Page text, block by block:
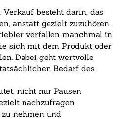
besteht darin, das
anstatt gezielt zuzuhören.
verfallen manchmal in
sich mit dem Produkt oder
Dabei geht wertvolle
Bedarf des
nicht nur Pausen
nachzufragen,
nehmen und